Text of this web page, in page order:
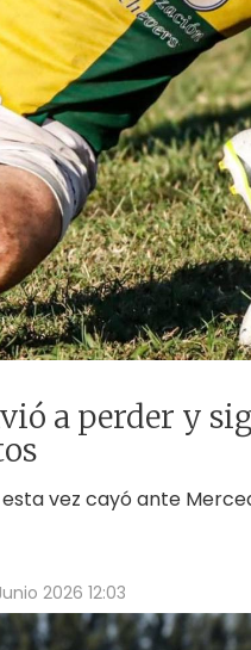
a perder y
vez cayó ante
2026 12:03